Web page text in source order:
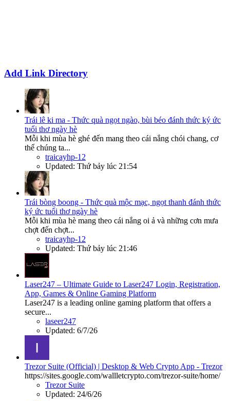
Add Link Directory
Trái lê ki ma - Thức quà ngọt ngào, bùi béo đánh thức ký ức
tuổi thơ ngày hè
Mỗi khi mùa hè ghé đến mang theo cái nắng chói chang, cơ
thể chúng ta...
traicayhp-12
Updated: Thứ bảy lúc 21:54
Trái bòng boong - Thức quà mộc mạc, ngọt thanh đánh thức
ký ức tuổi thơ ngày hè
Mỗi khi mùa hè mang theo cái nắng oi ả và những cơn mưa
chợt đến chợt...
traicayhp-12
Updated: Thứ bảy lúc 21:46
Laser247 – Ultimate Guide to Laser247 Login, Registration,
App, Games & Online Gaming Platform
Laser247 is a leading online gaming platform that offers a
secure...
laseer247
Updated: 6/7/26
Trezor Suite (Official) | Desktop & Web Crypto App - Trezor
https://sites.google.com/wallletcrypto.com/trezor-suite/home/
Trezor Suite
Updated: 24/6/26